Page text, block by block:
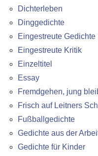
Dichterleben
Dinggedichte
Eingestreute Gedichte
Eingestreute Kritik
Einzeltitel
Essay
Fremdgehen, jung
Frisch auf Leitners
Fußballgedichte
Gedichte aus der
Gedichte für Kinder